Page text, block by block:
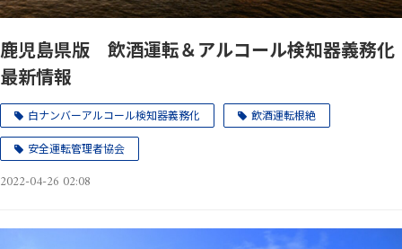
鹿児島県版 飲酒運転＆アルコール検知器義務化
最新情報
白ナンバーアルコール検知器義務化 飲酒運転根絶
安全運転管理者協会
2022-04-26 02:08